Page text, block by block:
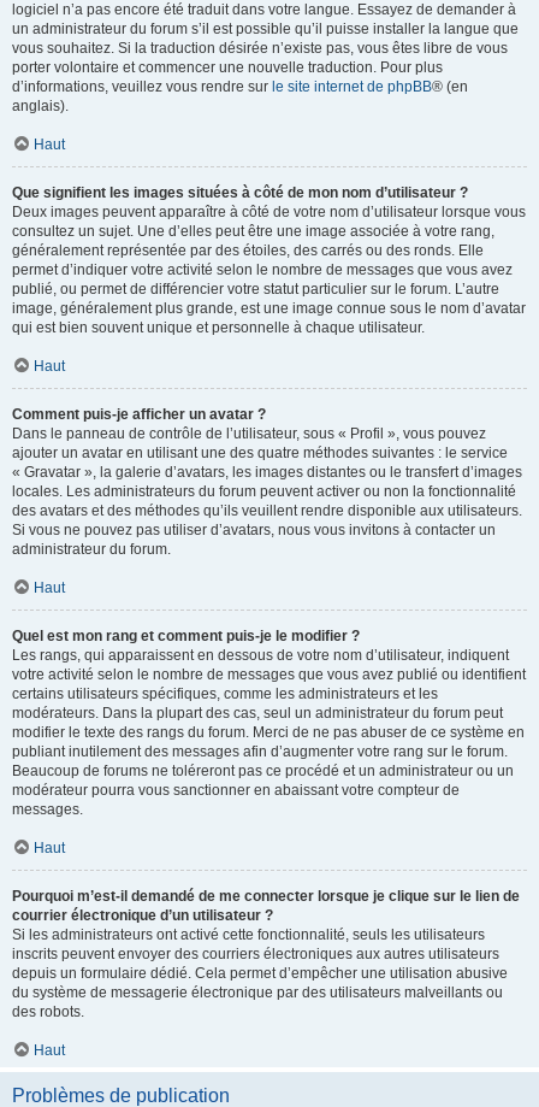
logiciel n’a pas encore été traduit dans votre langue. Essayez de demander à
un administrateur du forum s’il est possible qu’il puisse installer la langue que
vous souhaitez. Si la traduction désirée n’existe pas, vous êtes libre de vous
porter volontaire et commencer une nouvelle traduction. Pour plus
d’informations, veuillez vous rendre sur le site internet de phpBB® (en
anglais).
Haut
Que signifient les images situées à côté de mon nom d’utilisateur ?
Deux images peuvent apparaître à côté de votre nom d’utilisateur lorsque vous
consultez un sujet. Une d’elles peut être une image associée à votre rang,
généralement représentée par des étoiles, des carrés ou des ronds. Elle
permet d’indiquer votre activité selon le nombre de messages que vous avez
publié, ou permet de différencier votre statut particulier sur le forum. L’autre
image, généralement plus grande, est une image connue sous le nom d’avatar
qui est bien souvent unique et personnelle à chaque utilisateur.
Haut
Comment puis-je afficher un avatar ?
Dans le panneau de contrôle de l’utilisateur, sous « Profil », vous pouvez
ajouter un avatar en utilisant une des quatre méthodes suivantes : le service
« Gravatar », la galerie d’avatars, les images distantes ou le transfert d’images
locales. Les administrateurs du forum peuvent activer ou non la fonctionnalité
des avatars et des méthodes qu’ils veuillent rendre disponible aux utilisateurs.
Si vous ne pouvez pas utiliser d’avatars, nous vous invitons à contacter un
administrateur du forum.
Haut
Quel est mon rang et comment puis-je le modifier ?
Les rangs, qui apparaissent en dessous de votre nom d’utilisateur, indiquent
votre activité selon le nombre de messages que vous avez publié ou identifient
certains utilisateurs spécifiques, comme les administrateurs et les
modérateurs. Dans la plupart des cas, seul un administrateur du forum peut
modifier le texte des rangs du forum. Merci de ne pas abuser de ce système en
publiant inutilement des messages afin d’augmenter votre rang sur le forum.
Beaucoup de forums ne toléreront pas ce procédé et un administrateur ou un
modérateur pourra vous sanctionner en abaissant votre compteur de
messages.
Haut
Pourquoi m’est-il demandé de me connecter lorsque je clique sur le lien de
courrier électronique d’un utilisateur ?
Si les administrateurs ont activé cette fonctionnalité, seuls les utilisateurs
inscrits peuvent envoyer des courriers électroniques aux autres utilisateurs
depuis un formulaire dédié. Cela permet d’empêcher une utilisation abusive
du système de messagerie électronique par des utilisateurs malveillants ou
des robots.
Haut
Problèmes de publication